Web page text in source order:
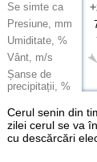
Se simte ca
Presiune, mm
Umiditate, %
Vânt, m/s
Șanse de
precipitații, %
Cerul senin din
zilei cerul se va
cu descărcări